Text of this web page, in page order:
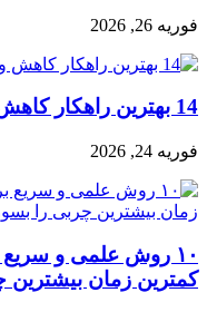
فوریه 26, 2026
14 بهترین راهکار کاهش وزن به روش صحیح و ایمن
فوریه 24, 2026
۱۰ روش علمی و
کمترین زمان بیشترین